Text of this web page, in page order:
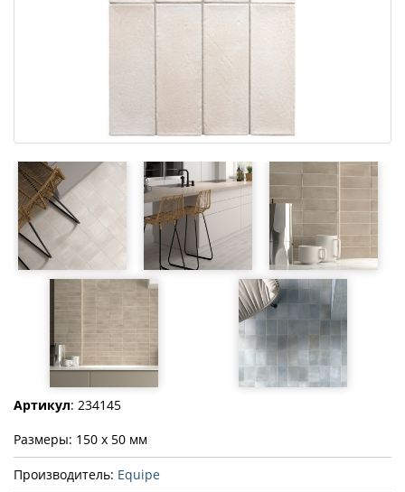
Артикул: 234145
Размеры: 150 x 50 мм
Производитель: Equipe